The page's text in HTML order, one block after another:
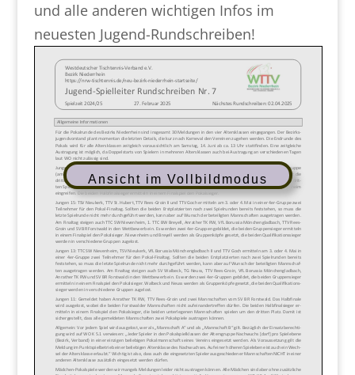
und alle anderen wichtigen Infos im
neuesten Jugend-Rundschreiben!
Ansicht im Vollbildmodus